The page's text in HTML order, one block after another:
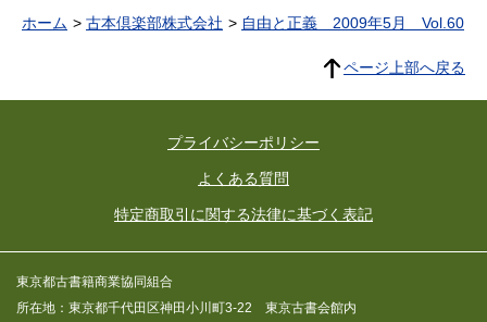
ホーム 古本倶楽部株式会社 自由と正義 2009年5月 Vol.60
ページ上部へ戻る
プライバシーポリシー
よくある質問
特定商取引に関する法律に基づく表記
東京都古書籍商業協同組合
所在地：東京都千代田区神田小川町3-22 東京古書会館内